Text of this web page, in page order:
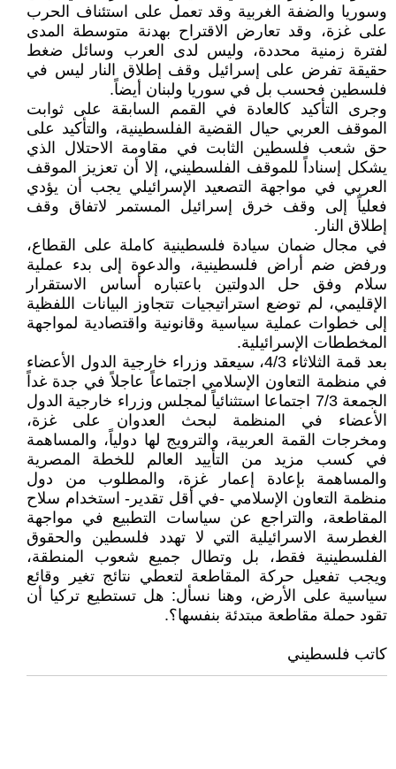
وسوريا والضفة الغربية وقد تعمل على استئناف الحرب
على غزة، وقد تعارض الاقتراح بهدنة متوسطة المدى
لفترة زمنية محددة، وليس لدى العرب وسائل ضغط
حقيقة تفرض على إسرائيل وقف إطلاق النار ليس في
فلسطين فحسب بل في سوريا ولبنان أيضاً.
وجرى التأكيد كالعادة في القمم السابقة على ثوابت
الموقف العربي حيال القضية الفلسطينية، والتأكيد على
حق شعب فلسطين الثابت في مقاومة الاحتلال الذي
يشكل إسناداً للموقف الفلسطيني، إلا أن تعزيز الموقف
العربي في مواجهة التصعيد الإسرائيلي يجب أن يؤدي
فعلياً إلى وقف خرق إسرائيل المستمر لاتفاق وقف
إطلاق النار.
في مجال ضمان سيادة فلسطينية كاملة على القطاع،
ورفض ضم أراض فلسطينية، والدعوة إلى بدء عملية
سلام وفق حل الدولتين باعتباره أساس الاستقرار
الإقليمي، لم توضع استراتيجيات تتجاوز البيانات اللفظية
إلى خطوات عملية سياسية وقانونية واقتصادية لمواجهة
المخططات الإسرائيلية.
بعد قمة الثلاثاء 4/3، سيعقد وزراء خارجية الدول الأعضاء
في منظمة التعاون الإسلامي اجتماعاً عاجلاً في جدة غداً
الجمعة 7/3 اجتماعا استثنائياً لمجلس وزراء خارجية الدول
الأعضاء في المنظمة لبحث العدوان على غزة،
ومخرجات القمة العربية، والترويج لها دولياً، والمساهمة
في كسب مزيد من التأييد العالم للخطة المصرية
والمساهمة بإعادة إعمار غزة، والمطلوب من دول
منظمة التعاون الإسلامي -في أقل تقدير- استخدام سلاح
المقاطعة، والتراجع عن سياسات التطبيع في مواجهة
الغطرسة الاسرائيلية التي لا تهدد فلسطين والحقوق
الفلسطينية فقط، بل وتطال جميع شعوب المنطقة،
ويجب تفعيل حركة المقاطعة لتعطي نتائج تغير وقائع
سياسية على الأرض، وهنا نسأل: هل تستطيع تركيا أن
تقود حملة مقاطعة مبتدئة بنفسها؟.
كاتب فلسطيني